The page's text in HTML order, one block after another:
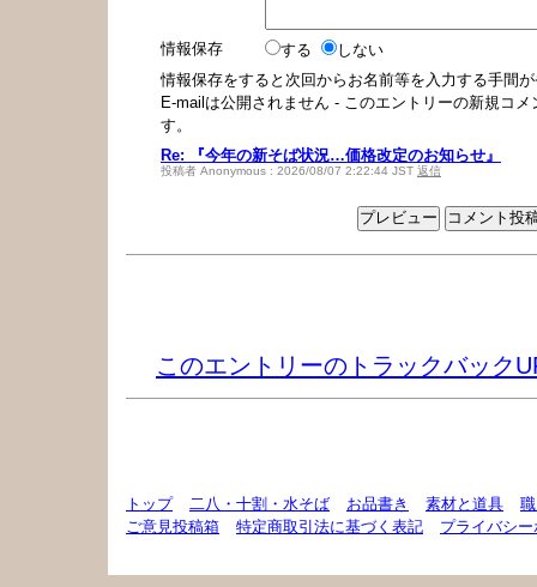
情報保存 する
しない
情報保存をすると次回からお名前等を入力する手間
E-mailは公開されません - このエントリーの新規コ
す。
Re: 『今年の新そば状況…価格改定のお知らせ』
投稿者 Anonymous : 2026/08/07 2:22:44 JST 返信
このエントリーのトラックバック
トップ 二八・十割・水そば お品書き 素材と道具
ご意見投稿箱
特定商取引法に基づく表記
プライバシ